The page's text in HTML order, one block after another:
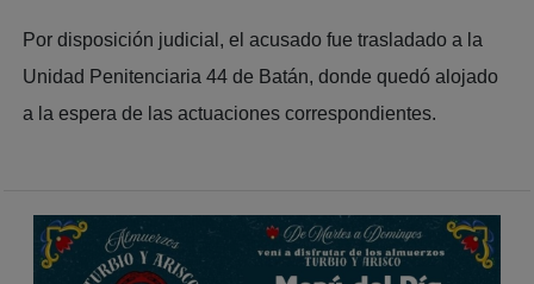
Por disposición judicial, el acusado fue trasladado a la
Unidad Penitenciaria 44 de Batán, donde quedó alojado
a la espera de las actuaciones correspondientes.